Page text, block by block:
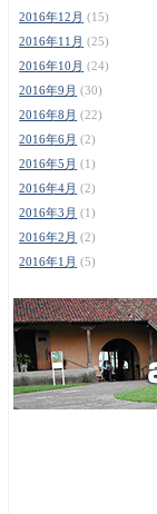
2016年12月 (15)
2016年11月 (25)
2016年10月 (24)
2016年9月 (30)
2016年8月 (22)
2016年6月 (2)
2016年5月 (1)
2016年4月 (2)
2016年3月 (1)
2016年2月 (2)
2016年1月 (5)